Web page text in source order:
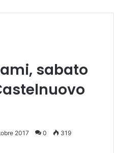
sabato
2017 0 319